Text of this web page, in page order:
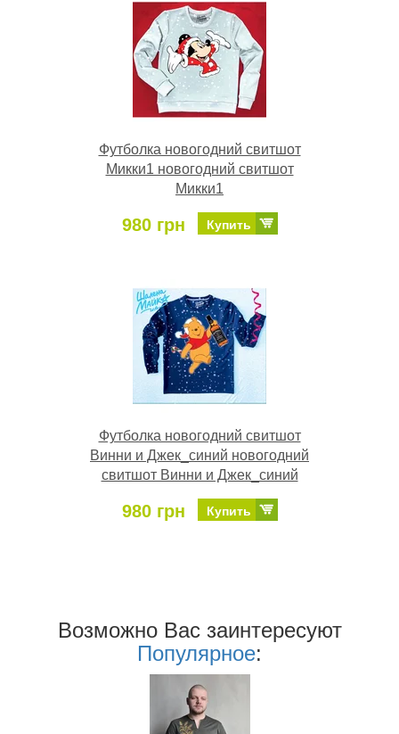
Футболка новогодний свитшот
Микки1 новогодний свитшот
Микки1
980 грн Купить
Футболка новогодний свитшот
Винни и Джек_синий новогодний
свитшот Винни и Джек_синий
980 грн Купить
Возможно Ваc заинтересуют
Популярное: